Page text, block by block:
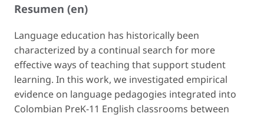
Resumen (en)
Language education has historically been
characterized by a continual search for more
effective ways of teaching that support student
learning. In this work, we investigated empirical
evidence on language pedagogies integrated into
Colombian PreK-11 English classrooms between